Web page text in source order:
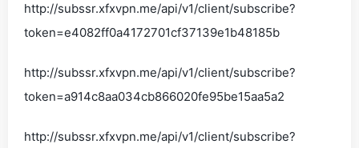
http://subssr.xfxvpn.me/api/v1/client/subscribe?
token=e4082ff0a4172701cf37139e1b48185b
http://subssr.xfxvpn.me/api/v1/client/subscribe?
token=a914c8aa034cb866020fe95be15aa5a2
http://subssr.xfxvpn.me/api/v1/client/subscribe?